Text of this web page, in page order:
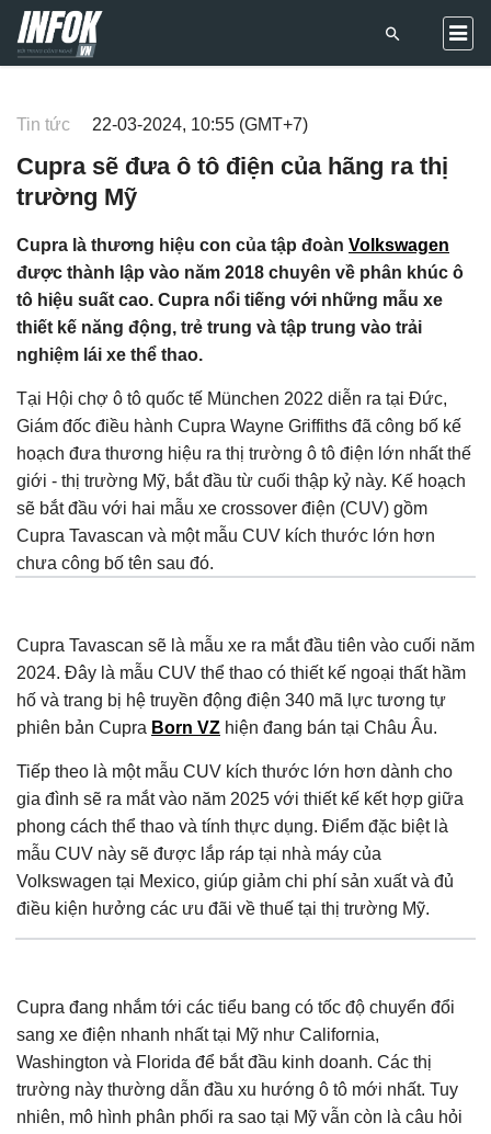
Tin tức 22-03-2024, 10:55 (GMT+7)
Cupra sẽ đưa ô tô điện của hãng ra thị
trường Mỹ
Cupra là thương hiệu con của tập đoàn Volkswagen
được thành lập vào năm 2018 chuyên về phân khúc ô
tô hiệu suất cao. Cupra nổi tiếng với những mẫu xe
thiết kế năng động, trẻ trung và tập trung vào trải
nghiệm lái xe thể thao.
Tại Hội chợ ô tô quốc tế München 2022 diễn ra tại Đức,
Giám đốc điều hành Cupra Wayne Griffiths đã công bố kế
hoạch đưa thương hiệu ra thị trường ô tô điện lớn nhất thế
giới - thị trường Mỹ, bắt đầu từ cuối thập kỷ này. Kế hoạch
sẽ bắt đầu với hai mẫu xe crossover điện (CUV) gồm
Cupra Tavascan và một mẫu CUV kích thước lớn hơn
chưa công bố tên sau đó.
Cupra Tavascan sẽ là mẫu xe ra mắt đầu tiên vào cuối năm
2024. Đây là mẫu CUV thể thao có thiết kế ngoại thất hầm
hố và trang bị hệ truyền động điện 340 mã lực tương tự
phiên bản Cupra Born VZ hiện đang bán tại Châu Âu.
Tiếp theo là một mẫu CUV kích thước lớn hơn dành cho
gia đình sẽ ra mắt vào năm 2025 với thiết kế kết hợp giữa
phong cách thể thao và tính thực dụng. Điểm đặc biệt là
mẫu CUV này sẽ được lắp ráp tại nhà máy của
Volkswagen tại Mexico, giúp giảm chi phí sản xuất và đủ
điều kiện hưởng các ưu đãi về thuế tại thị trường Mỹ.
Cupra đang nhắm tới các tiểu bang có tốc độ chuyển đổi
sang xe điện nhanh nhất tại Mỹ như California,
Washington và Florida để bắt đầu kinh doanh. Các thị
trường này thường dẫn đầu xu hướng ô tô mới nhất. Tuy
nhiên, mô hình phân phối ra sao tại Mỹ vẫn còn là câu hỏi